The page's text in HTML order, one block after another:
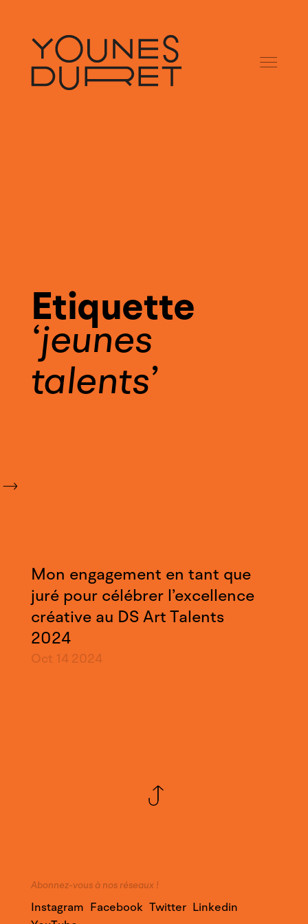
Etiquette
jeunes
talents
Mon engagement en tant que
juré pour célébrer l’excellence
créative au DS Art Talents
2024
Oct 14 2024
Abonnez-vous à nos réseaux !
Instagram Facebook Twitter Linkedin